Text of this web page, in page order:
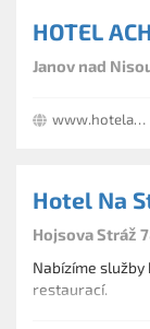
HOTEL
Janov nad
www.hotelachat.cz
Hotel Na
Hojsova Stráž
Nabízíme
restaurací.